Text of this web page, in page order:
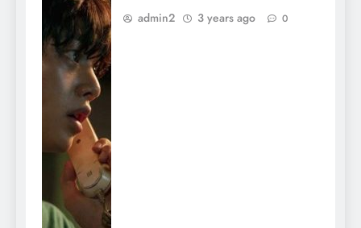
admin2 3 years ago 0